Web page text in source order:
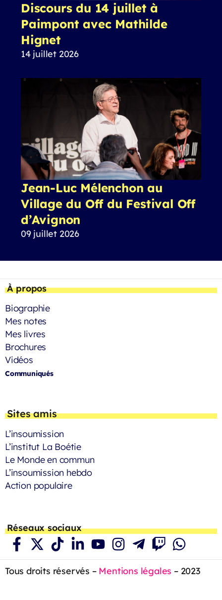
Discours du 14 juillet à
Paimpont avec Mathilde
Hignet
14 juillet 2026
Jean-Luc Mélenchon au
Village du Off du Festival Off
d’Avignon
09 juillet 2026
À propos
Biographie
Mes notes
Mes livres
Brochures
Vidéos
Communiqués
Sites amis
L’insoumission
L’institut La Boétie
Le Monde en commun
L’insoumission hebdo
Action populaire
Réseaux sociaux
Tous droits réservés – Mentions légales – 2023